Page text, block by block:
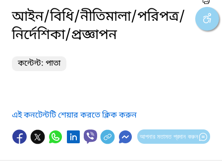
আইন/বিধি/নীতিমালা/পরিপত্র/
নির্দেশিকা/প্রজ্ঞাপন
কন্টেন্ট: পাতা
এই কনটেন্টটি শেয়ার করতে ক্লিক করুন
আপনার মতামত প্রদান করুন